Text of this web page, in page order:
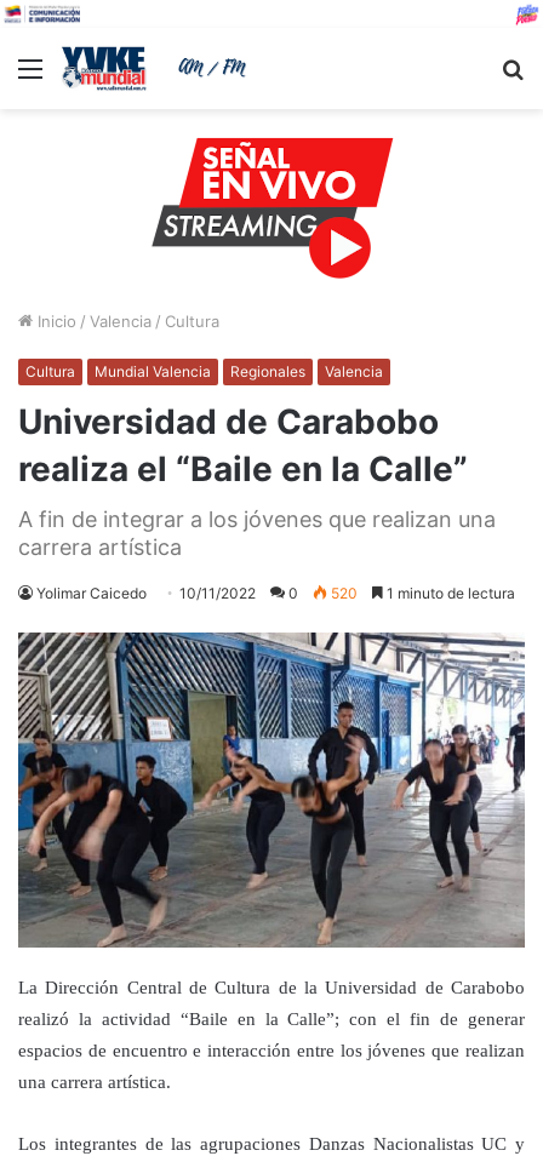
Menu
Inicio / Valencia / Cultura
Cultura Mundial Valencia Regionales Valencia
Universidad de Carabobo
realiza el “Baile en la Calle”
A fin de integrar a los jóvenes que realizan una
carrera artística
Yolimar Caicedo 10/11/2022 0 520 1 minuto de lectura
La Dirección Central de Cultura de la Universidad de Carabobo
realizó la actividad “Baile en la Calle”; con el fin de generar
espacios de encuentro e interacción entre los jóvenes que realizan
una carrera artística.
Los integrantes de las agrupaciones Danzas Nacionalistas UC y